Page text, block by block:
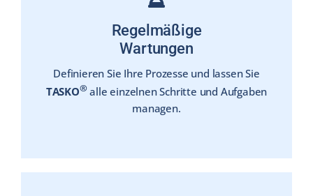
Regelmäßige
Wartungen
Definieren Sie Ihre Prozesse und lassen Sie
TASKO®alle einzelnen Schritte und Aufgaben
managen.